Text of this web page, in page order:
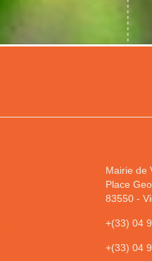
Mairie de
Place
83550-
+(33) 04
+(33) 04